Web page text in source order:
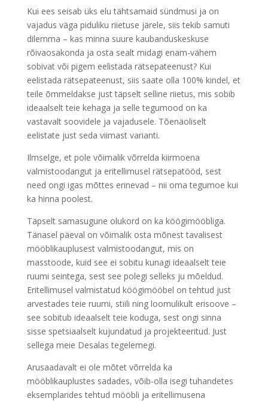
Kui ees seisab üks elu tähtsamaid sündmusi ja on
vajadus väga piduliku riietuse järele, siis tekib samuti
dilemma – kas minna suure kaubanduskeskuse
rõivaosakonda ja osta sealt midagi enam-vähem
sobivat või pigem eelistada rätsepateenust? Kui
eelistada rätsepateenust, siis saate olla 100% kindel, et
teile õmmeldakse just täpselt selline riietus, mis sobib
ideaalselt teie kehaga ja selle tegumood on ka
vastavalt soovidele ja vajadusele. Tõenäoliselt
eelistate just seda viimast varianti.
Ilmselge, et pole võimalik võrrelda kiirmoena
valmistoodangut ja eritellimusel rätsepatööd, sest
need ongi igas mõttes erinevad – nii oma tegumoe kui
ka hinna poolest.
Täpselt samasugune olukord on ka köögimööbliga.
Tänasel päeval on võimalik osta mõnest tavalisest
mööblikauplusest valmistoodangut, mis on
masstoode, kuid see ei sobitu kunagi ideaalselt teie
ruumi seintega, sest see polegi selleks ju mõeldud.
Eritellimusel valmistatud köögimööbel on tehtud just
arvestades teie ruumi, stiili ning loomulikult erisoove –
see sobitub ideaalselt teie koduga, sest ongi sinna
sisse spetsiaalselt kujundatud ja projekteeritud. Just
sellega meie Desalas tegelemegi.
Arusaadavalt ei ole mõtet võrrelda ka
mööblikauplustes sadades, võib-olla isegi tuhandetes
eksemplarides tehtud mööbli ja eritellimusena